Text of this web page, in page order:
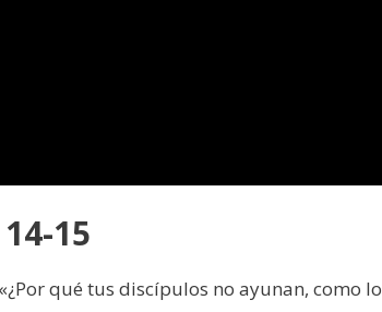
15
qué tus discípulos no ayunan, como lo